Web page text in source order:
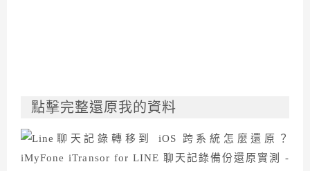
點擊完整還原我的資料